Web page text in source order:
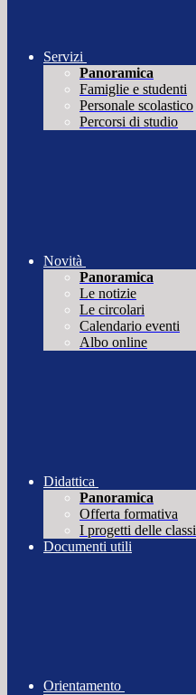
Servizi
Panoramica
Famiglie e studenti
Personale scolastico
Percorsi di studio
Novità
Panoramica
Le notizie
Le circolari
Calendario eventi
Albo online
Didattica
Panoramica
Offerta formativa
I progetti delle classi
Documenti utili
Orientamento